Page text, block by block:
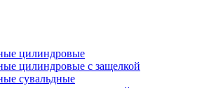
цилиндровые
цилиндровые с защелкой
сувальдные